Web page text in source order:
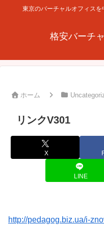
東京のバーチャルオフィスを
格安バーチ
ホーム
リンクV301
X
LINE
http://pedagog.biz.ua/i-